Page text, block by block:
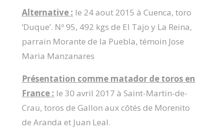
Alternative : le 24 aout 2015 à Cuenca, toro
‘Duque’. Nº 95, 492 kgs de El Tajo y La Reina,
parrain Morante de la Puebla, témoin Jose
Maria Manzanares
Présentation comme matador de toros en
France : le 30 avril 2017 à Saint-Martin-de-
Crau, toros de Gallon aux côtés de Morenito
de Aranda et Juan Leal.